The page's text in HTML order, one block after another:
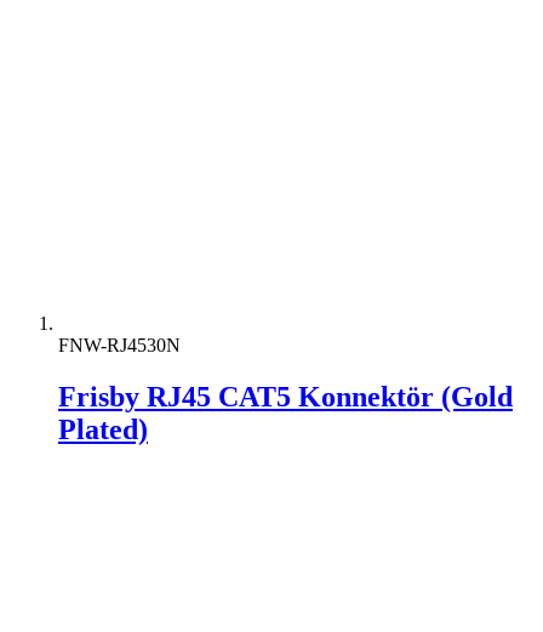
FNW-RJ4530N
Frisby RJ45 CAT5 Konnektör (Gold
Plated)